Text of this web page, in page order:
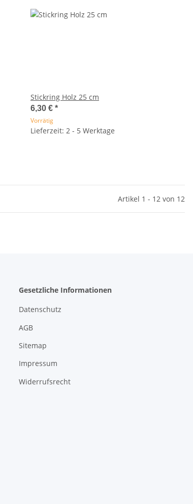
Stickring Holz 25 cm
6,30 € *
Vorrätig
Lieferzeit: 2 - 5 Werktage
Artikel 1 - 12 von 12
Gesetzliche Informationen
Datenschutz
AGB
Sitemap
Impressum
Widerrufsrecht